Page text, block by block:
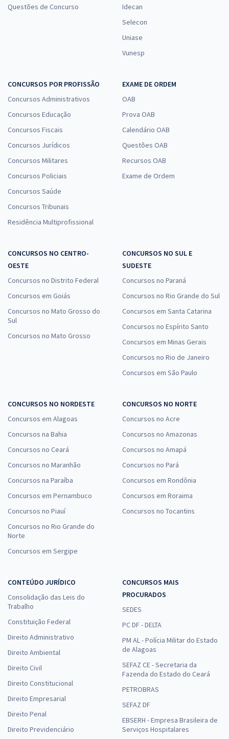
Questões de Concurso
Idecan
Selecon
Uniase
Vunesp
CONCURSOS POR PROFISSÃO
Concursos Administrativos
Concursos Educação
Concursos Fiscais
Concursos Jurídicos
Concursos Militares
Concursos Policiais
Concursos Saúde
Concursos Tribunais
Residência Multiprofissional
EXAME DE ORDEM
OAB
Prova OAB
Calendário OAB
Questões OAB
Recursos OAB
Exame de Ordem
CONCURSOS NO CENTRO-
OESTE
Concursos no Distrito Federal
Concursos em Goiás
Concursos no Mato Grosso do
Sul
Concursos no Mato Grosso
CONCURSOS NO SUL E
SUDESTE
Concursos no Paraná
Concursos no Rio Grande do Sul
Concursos em Santa Catarina
Concursos no Espírito Santo
Concursos em Minas Gerais
Concursos no Rio de Janeiro
Concursos em São Paulo
CONCURSOS NO NORDESTE
Concursos em Alagoas
Concursos na Bahia
Concursos no Ceará
Concursos no Maranhão
Concursos na Paraíba
Concursos em Pernambuco
Concursos no Piauí
Concursos no Rio Grande do
Norte
Concursos em Sergipe
CONCURSOS NO NORTE
Concursos no Acre
Concursos no Amazonas
Concursos no Amapá
Concursos no Pará
Concursos em Rondônia
Concursos em Roraima
Concursos no Tocantins
CONTEÚDO JURÍDICO
Consolidação das Leis do
Trabalho
Constituição Federal
Direito Administrativo
Direito Ambiental
Direito Civil
Direito Constitucional
Direito Empresarial
Direito Penal
Direito Previdenciário
CONCURSOS MAIS
PROCURADOS
SEDES
PC DF - DELTA
PM AL - Polícia Militar do Estado
de Alagoas
SEFAZ CE - Secretaria da
Fazenda do Estado do Ceará
PETROBRAS
SEFAZ DF
EBSERH - Empresa Brasileira de
Serviços Hospitalares